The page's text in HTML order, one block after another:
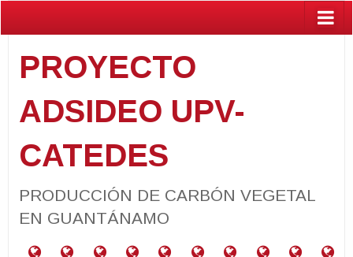
PROYECTO
ADSIDEO UPV-
CATEDES
PRODUCCIÓN DE CARBÓN VEGETAL
EN GUANTÁNAMO
¿Qué
RESUMENRELACIÓNPROYECTOSCARACTERIZACIÓN
PARCELAS
GUÍA
ACTIVIDADES